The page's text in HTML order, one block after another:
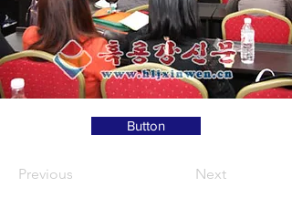
Button
Previous Next